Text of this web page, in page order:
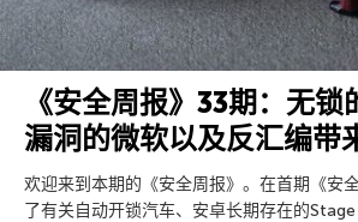
《安全周报》33期：无锁
漏洞的微软以及反汇编带
欢迎来到本期的《安全周报》。在首期《安
了有关自动开锁汽车、安卓长期存在的